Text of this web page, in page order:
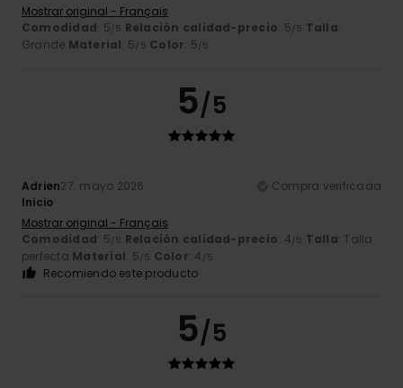
Mostrar original - Français
Comodidad: 5/5 Relación calidad-precio: 5/5 Talla:
Grande Material: 5/5 Color: 5/5
5/5
Adrien27. mayo 2026
Compra verificada
Inicio
Mostrar original - Français
Comodidad: 5/5 Relación calidad-precio: 4/5 Talla: Talla
perfecta Material: 5/5 Color: 4 /5
Recomiendo este producto
5/5